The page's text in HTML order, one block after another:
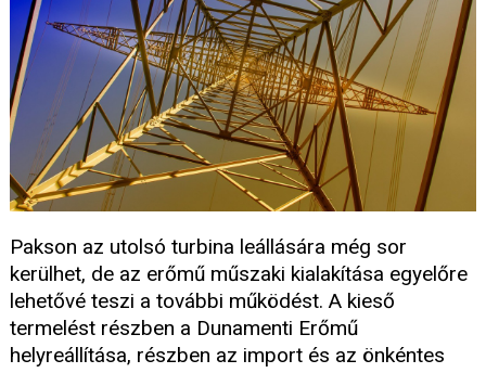
Pakson az utolsó turbina leállására még sor
kerülhet, de az erőmű műszaki kialakítása egyelőre
lehetővé teszi a további működést. A kieső
termelést részben a Dunamenti Erőmű
helyreállítása, részben az import és az önkéntes